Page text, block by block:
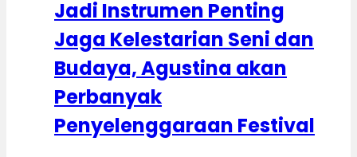
Jadi Instrumen Penting
Jaga Kelestarian Seni dan
Budaya, Agustina akan
Perbanyak
Penyelenggaraan Festival